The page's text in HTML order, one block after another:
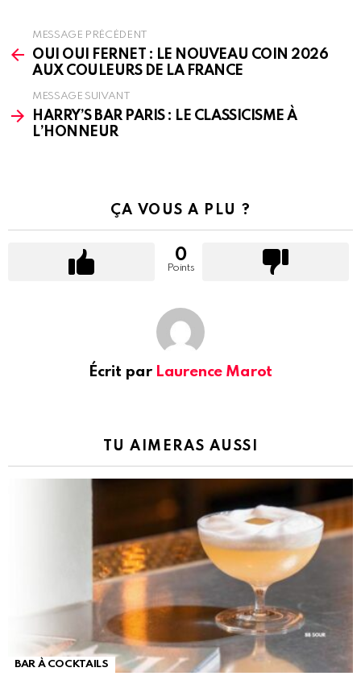
more
MESSAGE PRÉCÉDENT
OUI OUI FERNET : LE NOUVEAU COIN 2026
AUX COULEURS DE LA FRANCE
MESSAGE SUIVANT
HARRY’S BAR PARIS : LE CLASSICISME À
L’HONNEUR
ÇA VOUS A PLU ?
0
Points
Écrit par Laurence Marot
TU AIMERAS AUSSI
BAR À COCKTAILS